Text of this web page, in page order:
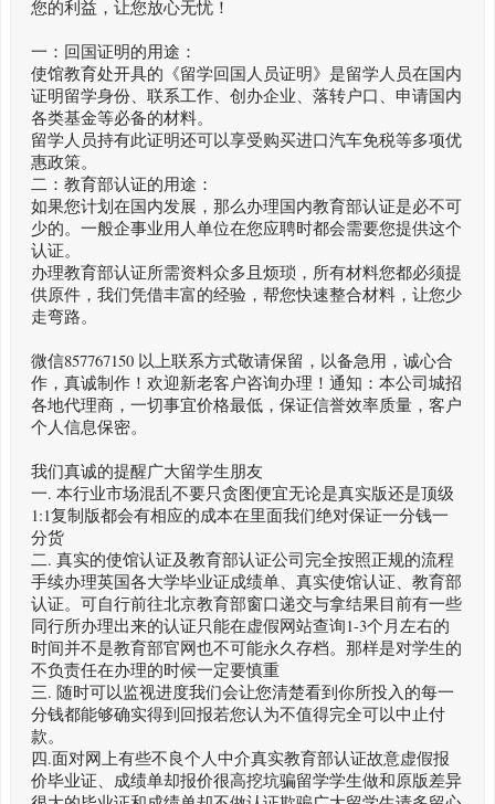
您的利益，让您放心无忧！
一：回国证明的用途：
使馆教育处开具的《留学回国人员证明》是留学人员在国内
证明留学身份、联系工作、创办企业、落转户口、申请国内
各类基金等必备的材料。
留学人员持有此证明还可以享受购买进口汽车免税等多项优
惠政策。
二：教育部认证的用途：
如果您计划在国内发展，那么办理国内教育部认证是必不可
少的。一般企事业用人单位在您应聘时都会需要您提供这个
认证。
办理教育部认证所需资料众多且烦琐，所有材料您都必须提
供原件，我们凭借丰富的经验，帮您快速整合材料，让您少
走弯路。
微信857767150 以上联系方式敬请保留，以备急用，诚心合
作，真诚制作！欢迎新老客户咨询办理！通知：本公司城招
各地代理商，一切事宜价格最低，保证信誉效率质量，客户
个人信息保密。
我们真诚的提醒广大留学生朋友
一. 本行业市场混乱不要只贪图便宜无论是真实版还是顶级
1:1复制版都会有相应的成本在里面我们绝对保证一分钱一
分货
二. 真实的使馆认证及教育部认证公司完全按照正规的流程
手续办理英国各大学毕业证成绩单、真实使馆认证、教育部
认证。可自行前往北京教育部窗口递交与拿结果目前有一些
同行所办理出来的认证只能在虚假网站查询1-3个月左右的
时间并不是教育部官网也不可能永久存档。那样是对学生的
不负责任在办理的时候一定要慎重
三. 随时可以监视进度我们会让您清楚看到你所投入的每一
分钱都能够确实得到回报若您认为不值得完全可以中止付
款。
四.面对网上有些不良个人中介真实教育部认证故意虚假报
价毕业证、成绩单却报价很高挖坑骗留学学生做和原版差异